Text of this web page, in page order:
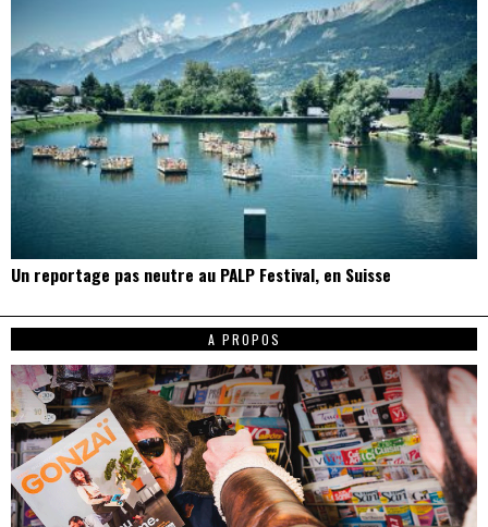
Un reportage pas neutre au PALP Festival, en Suisse
A PROPOS